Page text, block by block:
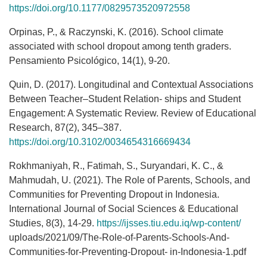
https://doi.org/10.1177/0829573520972558
Orpinas, P., & Raczynski, K. (2016). School climate
associated with school dropout among tenth graders.
Pensamiento Psicológico, 14(1), 9-20.
Quin, D. (2017). Longitudinal and Contextual Associations
Between Teacher–Student Relation- ships and Student
Engagement: A Systematic Review. Review of Educational
Research, 87(2), 345–387.
https://doi.org/10.3102/0034654316669434
Rokhmaniyah, R., Fatimah, S., Suryandari, K. C., &
Mahmudah, U. (2021). The Role of Parents, Schools, and
Communities for Preventing Dropout in Indonesia.
International Journal of Social Sciences & Educational
Studies, 8(3), 14-29. https://ijsses.tiu.edu.iq/wp-content/
uploads/2021/09/The-Role-of-Parents-Schools-And-
Communities-for-Preventing-Dropout- in-Indonesia-1.pdf